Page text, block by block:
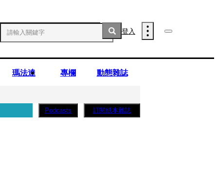
登入
瑪法達 專欄 動態雜誌
Podcasts 訂閱紙本雜誌